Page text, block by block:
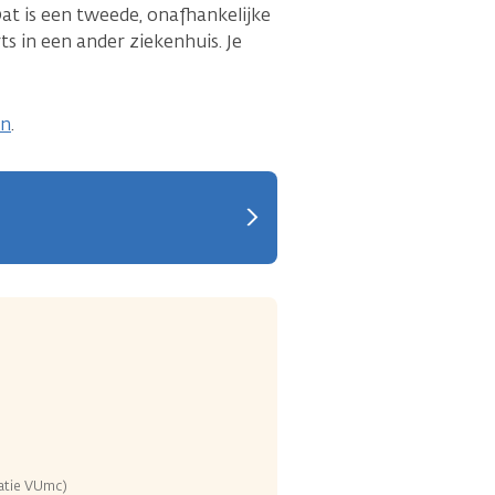
is een tweede, onafhankelijke
in een ander ziekenhuis. Je
.
VUmc)